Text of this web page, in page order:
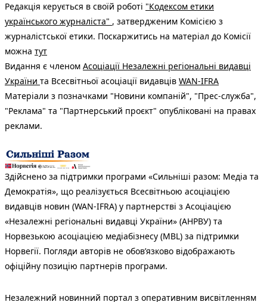
Редакція керується в своїй роботі "Кодексом етики
українського журналіста" , затвердженим Комісією з
журналістської етики. Поскаржитись на матеріал до Комісії
можна тут
Видання є членом Асоціації Незалежні регіональні видавці
України та Всесвітньої асоціації видавців WAN-IFRA
Матеріали з позначками "Новини компаній", "Прес-служба",
"Реклама" та "Партнерський проєкт" опубліковані на правах
реклами.
Здійснено за підтримки програми «Сильніші разом: Медіа та
Демократія», що реалізується Всесвітньою асоціацією
видавців новин (WAN-IFRA) у партнерстві з Асоціацією
«Незалежні регіональні видавці України» (АНРВУ) та
Норвезькою асоціацією медіабізнесу (MBL) за підтримки
Норвегії. Погляди авторів не обов’язково відображають
офіційну позицію партнерів програми.
Незалежний новинний портал з оперативним висвітленням